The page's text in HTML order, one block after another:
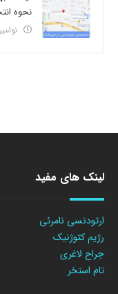
نحوه
نوامبر 2, 2024
لینک های مفید
ارتودنسی نامرئی
رژیم کتوژنیک
جراح لاغری
تام استخر